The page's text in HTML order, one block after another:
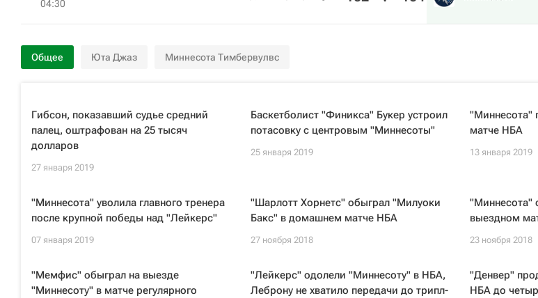
04:30
Общее Юта Джаз Миннесота Тимбервулвс
Гибсон, показавший судье средний
палец, оштрафован на 25 тысяч
долларов
27 января 2019
Баскетболист "Финикса" Букер устроил
потасовку с центровым "Миннесоты"
25 января 2019
"Миннесота"
матче НБА
13 января 2019
"Миннесота" уволила главного тренера
после крупной победы над "Лейкерс"
07 января 2019
"Шарлотт Хорнетс" обыграл "Милуоки
Бакс" в домашнем матче НБА
27 ноября 2018
"Миннесота"
выездном
23 ноября 2018
"Мемфис" обыграл на выезде
"Миннесоту" в матче регулярного
"Лейкерс" одолели "Миннесоту" в НБА,
Леброну не хватило передачи до трипл-
"Денвер"
НБА до